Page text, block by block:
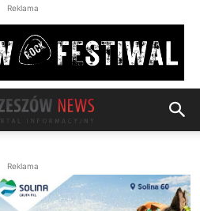
Reklama
Reklama